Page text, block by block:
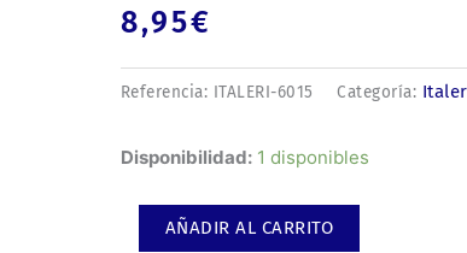
8,95€
Referencia: ITALERI-6015 Categoría:
Disponibilidad: 1 disponibles
French
Napoleonic
AÑADIR AL CARRITO